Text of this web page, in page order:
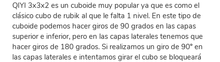
QIYI 3x3x2 es un cuboide muy popular ya que es como el
clásico cubo de rubik al que le falta 1 nivel. En este tipo de
cuboide podemos hacer giros de 90 grados en las capas
superior e inferior, pero en las capas laterales tenemos que
hacer giros de 180 grados. Si realizamos un giro de 90º en
las capas laterales e intentamos girar el cubo se bloqueará